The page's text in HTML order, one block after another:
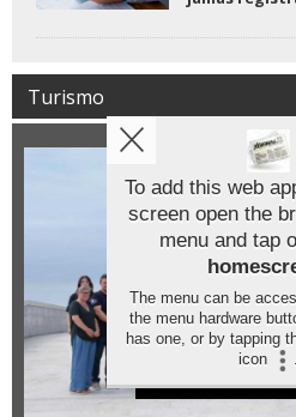
Turismo
Aviso sobre el
Utilizamos cookies
funcionamiento
lista de cookies y
nuestra Política de
Aceptar
To add this web
screen open the
menu and tap
The menu can be
the menu hardware
has one, or by tapping
icon
.